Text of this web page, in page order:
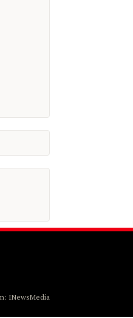
INewsMedia